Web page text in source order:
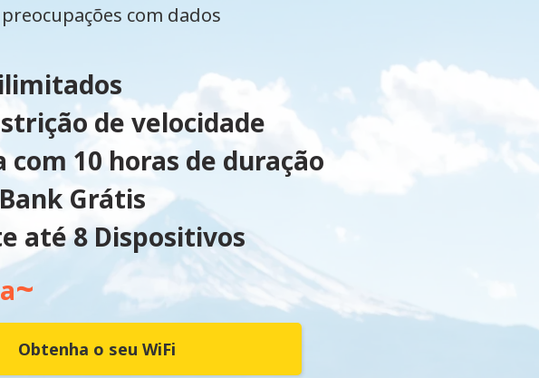
com dados
de velocidade
com 10 horas de duração
Grátis
até 8 Dispositivos
~
Obtenha o seu WiFi